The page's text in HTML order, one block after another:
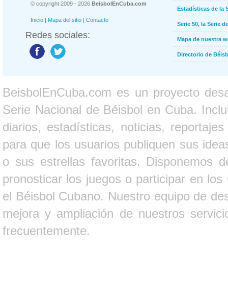
© copyright 2009 - 2026 BeisbolEnCuba.com
Inicio | Mapa del sitio | Contacto
Redes sociales:
Estadísticas de la
Serie 50, la Serie
Mapa de nuestra
Directorio de
BeisbolEnCuba.com es un proyecto
Serie Nacional de Béisbol en Cuba.
diarios, estadísticas, noticias,
para que los usuarios publiquen sus
o sus estrellas favoritas. Disponemos
pronosticar los juegos o participar en
el Béisbol Cubano. Nuestro equipo de
mejora y ampliación de nuestros
frecuentemente.